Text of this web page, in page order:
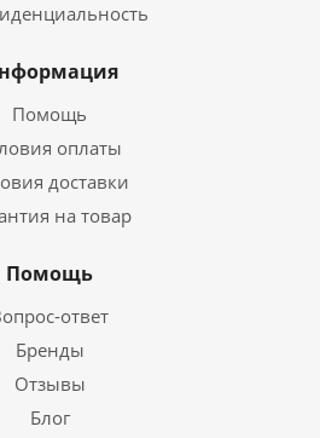
Помощь
оплаты
доставки
на товар
Помощь
ответ
Бренды
Отзывы
Блог